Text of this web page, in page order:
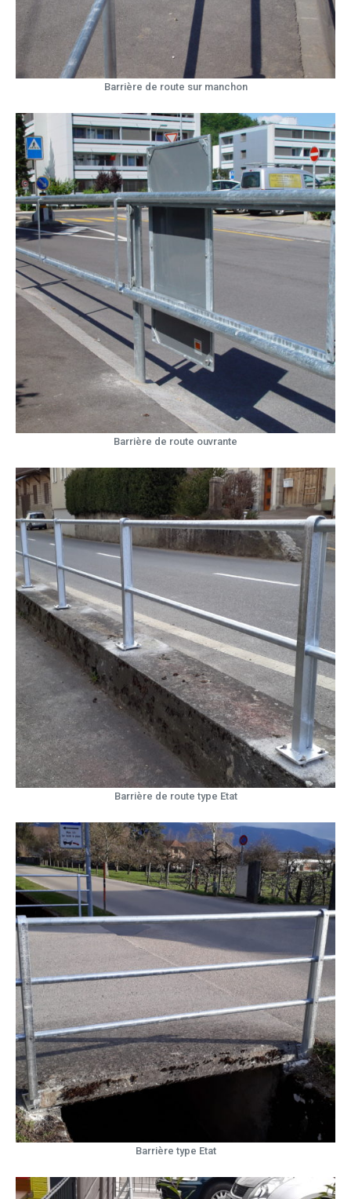
Barrière de route sur manchon
Barrière de route ouvrante
Barrière de route type Etat
Barrière type Etat